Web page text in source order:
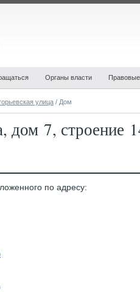
Органы власти
улица / Дом
дом 7, строение
по адресу: